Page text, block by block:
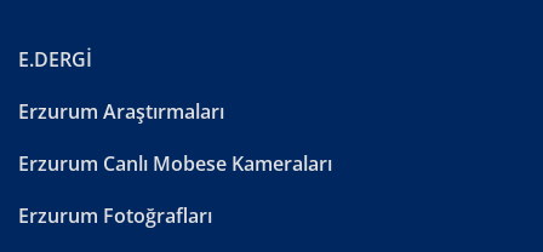
E.DERGİ
Erzurum Araştırmaları
Erzurum Canlı Mobese Kameraları
Erzurum Fotoğrafları